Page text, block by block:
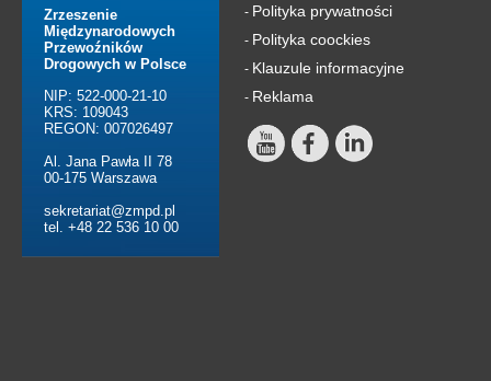
Zrzeszenie
Międzynarodowych
Przewoźników
Drogowych w Polsce
NIP: 522-000-21-10
KRS: 109043
REGON: 007026497
Al. Jana Pawła II 78
00-175 Warszawa
sekretariat@zmpd.pl
tel. +48 22 536 10 00
- Polityka prywatności
- Polityka coockies
- Klauzule informacyjne
- Reklama